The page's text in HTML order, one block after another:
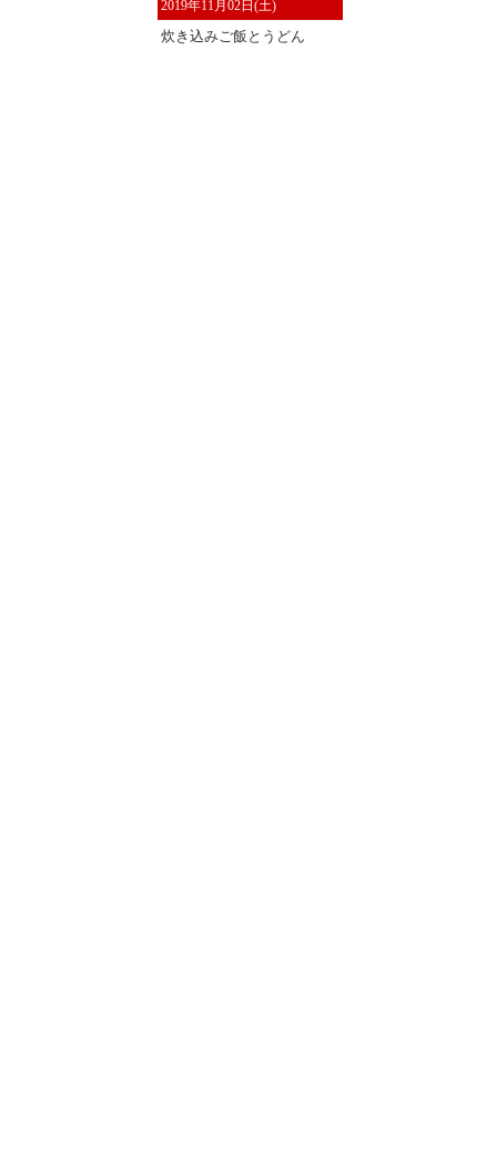
2019年11月02日(土)
炊き込みご飯とうどん